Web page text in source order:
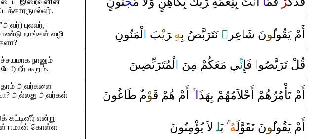
இறைவனின்
புலவர்,
நாங்கள் வழி
أَمْ يَ‍‍قُ‍‍ول‍‍ُ‍ونَ شَاعِر ‌ٌ ‌ نَتَ‍رَبَّ‍‍صُ بِ‍‍هِ ‌‍رَيْ‍‍بَ لْمَنُونِ
நானும்
நீர் கூறும்.
قُ‍‍لْ تَ‍رَبَّ‍‍صُ‍‍و ‌ فَإِنِّ‍‍ي مَعَكُمْ مِنَ لْمُتَ‍رَبِّ‍‍صِ‍‍ينَ
தாம் அவர்களை
அல்லது அவர்கள்
أَمْ تَأْمُرُهُمْ ‌أَحْلاَمُهُمْ بِهَذَ ‌ا‌ ‌أَمْ هُمْ قَ‍‍وْم‌ طَ‍‍اغُ‍‍ونَ
கட்டினீர் என்று
ஈமான் கொள்ள
أَمْ يَ‍‍قُ‍‍ول‍‍ُ‍ونَ تَ‍‍قَ‍‍وَّلَ‍‍هُ بَ‍‍ل‍لاَ‌ يُؤْمِنُونَ